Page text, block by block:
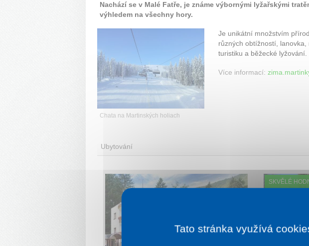
Nachází se v Malé Fatře, je známe výbornými lyžařskými
výhledem na všechny hory.
Chata na Martinských holiach
Je unikátní množstvím
různých obtížností,
turistiku a běžecké lyžování.
Více informací:
Ubytování
SKVĚLÉ
Tato stránka využívá